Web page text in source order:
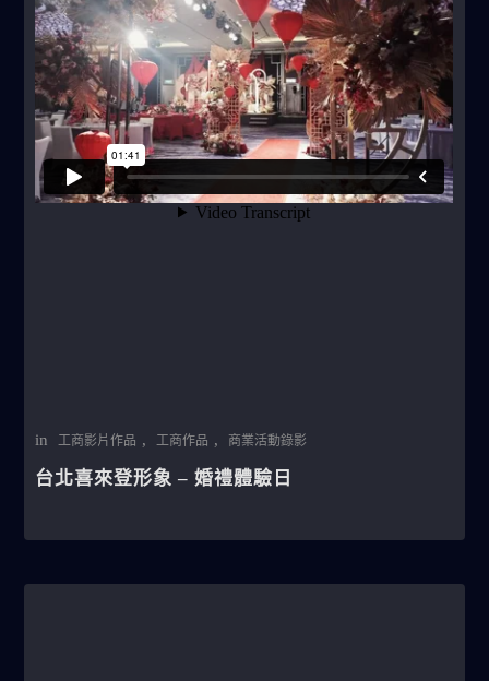
in 工商影片作品 , 工商作品 , 商業活動錄影
台北喜來登形象 – 婚禮體驗日